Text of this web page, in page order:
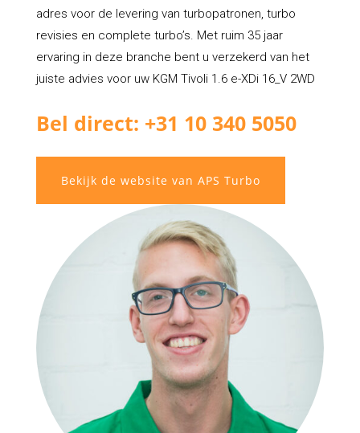
adres voor de levering van turbopatronen, turbo
revisies en complete turbo’s. Met ruim 35 jaar
ervaring in deze branche bent u verzekerd van het
juiste advies voor uw KGM Tivoli 1.6 e-XDi 16_V 2WD
Bel direct: +31 10 340 5050
Bekijk de website van APS Turbo